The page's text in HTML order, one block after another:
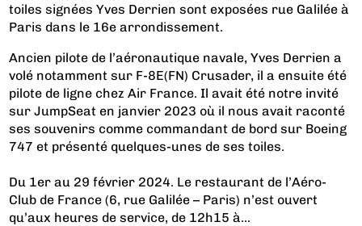
toiles signées Yves Derrien sont exposées rue Galilée à
Paris dans le 16e arrondissement.
Ancien pilote de l’aéronautique navale, Yves Derrien a
volé notamment sur F-8E(FN) Crusader, il a ensuite été
pilote de ligne chez Air France. Il avait été notre invité
sur JumpSeat en janvier 2023 où il nous avait raconté
ses souvenirs comme commandant de bord sur Boeing
747 et présenté quelques-unes de ses toiles.
Du 1er au 29 février 2024. Le restaurant de l’Aéro-
Club de France (6, rue Galilée – Paris) n’est ouvert
qu’aux heures de service, de 12h15 à...